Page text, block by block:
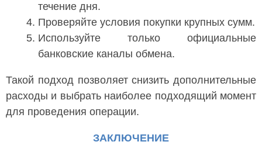
течение дня.
Проверяйте условия покупки крупных сумм.
Используйте только официальные
банковские каналы обмена.
Такой подход позволяет снизить дополнительные
расходы и выбрать наиболее подходящий момент
для проведения операции.
ЗАКЛЮЧЕНИЕ